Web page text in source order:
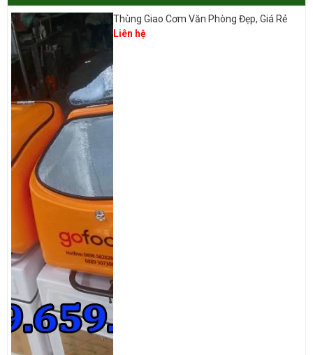
Thùng Giao Cơm Văn Phòng Đẹp, Giá Rẻ
Liên hệ